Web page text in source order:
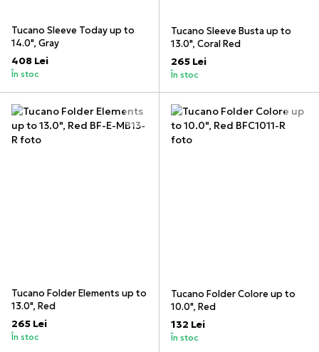
Tucano Sleeve Today up to
14.0", Gray
408 Lei
În stoc
Tucano Sleeve Busta up to
13.0", Coral Red
265 Lei
În stoc
Tucano Folder Elements up to
13.0", Red
265 Lei
În stoc
Tucano Folder Colore up to
10.0", Red
132 Lei
În stoc